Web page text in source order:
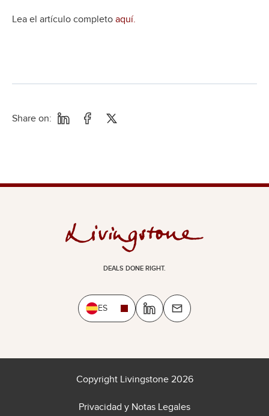
Lea el artículo completo aquí.
Share on:
DEALS DONE RIGHT.
ES
Copyright Livingstone 2026
Privacidad y Notas Legales